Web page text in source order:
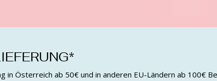
in Österreich ab 50€ und in anderen EU-Ländern ab 100€